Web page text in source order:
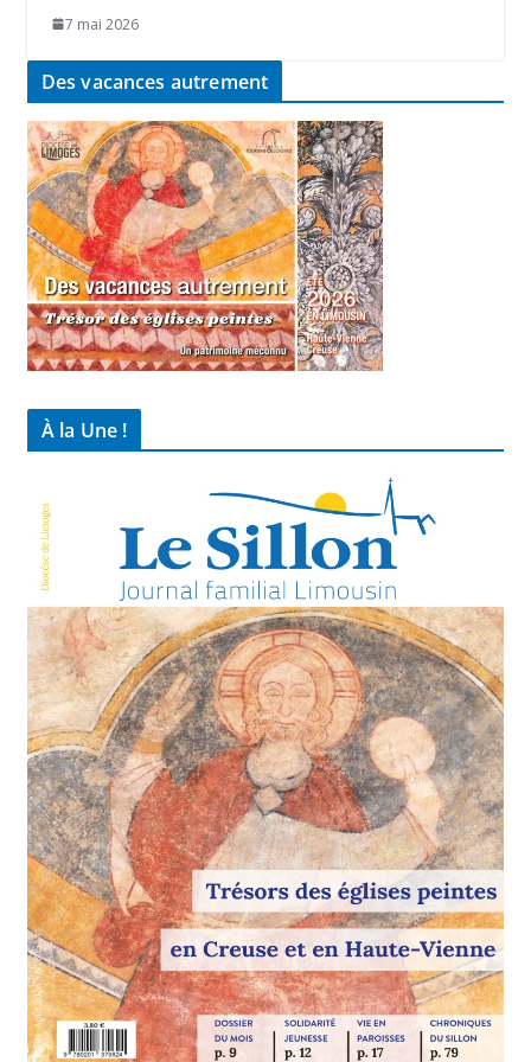
7 mai 2026
Des vacances autrement
À la Une !